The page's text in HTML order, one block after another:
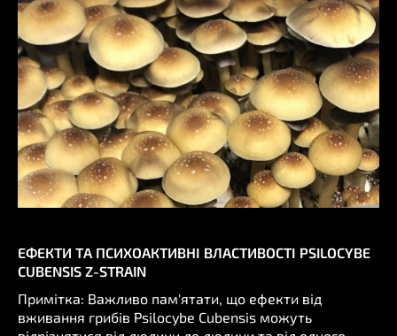
ЕФЕКТИ ТА ПСИХОАКТИВНІ ВЛАСТИВОСТІ PSILOCYBE
CUBENSIS Z-STRAIN
Примітка: Важливо пам'ятати, що ефекти від
вживання грибів Psilocybe Cubensis можуть